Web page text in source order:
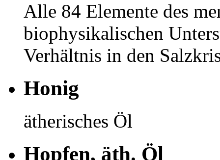
Alle 84 Elemente des
biophysikalischen
Verhältnis in den
Honig
ätherisches Öl
Hopfen, äth. Öl